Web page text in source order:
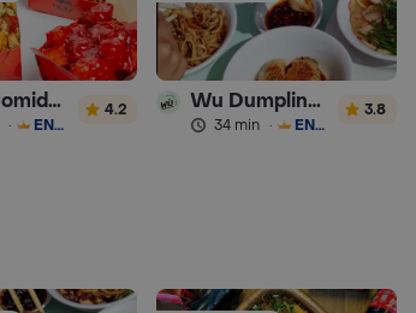
Tigre Comida China
· ENVÍO GRATIS
4.2 Wu Dumplings & Beer
34 min · ENVÍO GRATIS
3.8